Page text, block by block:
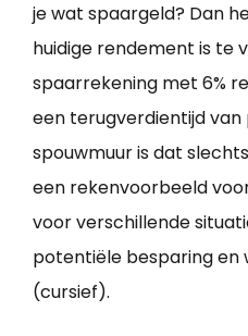
je wat spaargeld? Dan
huidige rendement is te
spaarrekening met 6%
een terugverdientijd van
spouwmuur is dat
een rekenvoorbeeld
voor verschillende
potentiële besparing en
(cursief).